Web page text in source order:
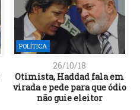
POLÍTICA
26/10/18
Otimista, Haddad fala em
virada e pede para que ódio
não guie eleitor